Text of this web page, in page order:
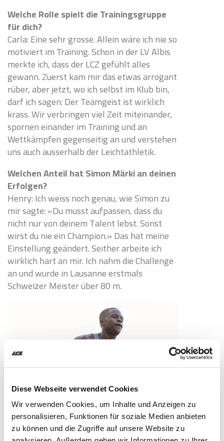
Diese Webseite verwendet Cookies
Wir verwenden Cookies, um Inhalte und Anzeigen zu
personalisieren, Funktionen für soziale Medien anbieten
zu können und die Zugriffe auf unsere Website zu
Welche Rolle spielt die Trainingsgruppe
für dich?
Carla: Eine sehr grosse. Allein wäre ich nie so
motiviert im Training. Schon in der LV Albis
merkte ich, dass der LCZ gefühlt alles
gewann. Zuerst kam mir das etwas arrogant
rüber, aber jetzt, wo ich selbst im Klub bin,
darf ich sagen: Der Teamgeist ist wirklich
krass. Wir verbringen viel Zeit miteinander,
spornen einander im Training und an
Wettkämpfen gegenseitig an und verstehen
uns auch ausserhalb der Leichtathletik.
Welchen Anteil hat Simon Märki an deinen
Erfolgen?
Henry: Ich weiss noch genau, wie Simon zu
mir sagte: «Du musst aufpassen, dass du
nicht nur von deinem Talent lebst. Sonst
wirst du nie ein Champion.» Das hat meine
Einstellung geändert. Seither arbeite ich
wirklich hart an mir. Ich nahm die Challenge
an und wurde in Lausanne erstmals
Schweizer Meister über 80 m.
Habt ihr ein Vorbild?